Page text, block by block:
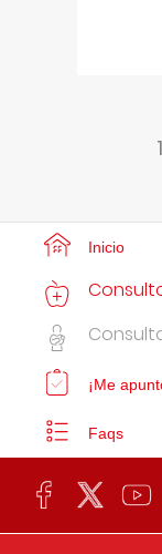
1
Inicio
¡Me
Faqs